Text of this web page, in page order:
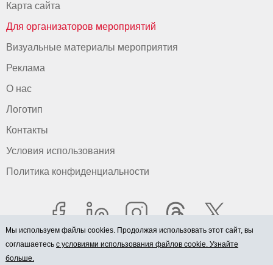
Карта сайта
Для организаторов мероприятий
Визуальные материалы мероприятия
Реклама
О нас
Логотип
Контакты
Условия использования
Политика конфиденциальности
Мы используем файлы cookies. Продолжая использовать этот сайт, вы
соглашаетесь с условиями использования файлов cookie. Узнайте
больше.